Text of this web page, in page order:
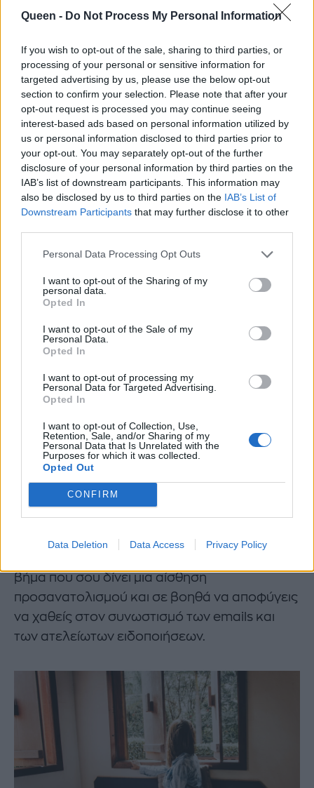
Queen - Do Not Process My Personal Information
If you wish to opt-out of the sale, sharing to third parties, or
processing of your personal or sensitive information for
targeted advertising by us, please use the below opt-out
section to confirm your selection. Please note that after your
opt-out request is processed you may continue seeing
interest-based ads based on personal information utilized by
us or personal information disclosed to third parties prior to
your opt-out. You may separately opt-out of the further
disclosure of your personal information by third parties on the
IAB’s list of downstream participants. This information may
also be disclosed by us to third parties on the IAB’s List of
Downstream Participants that may further disclose it to other
Personal Data Processing Opt Outs
I want to opt-out of the Sharing of my
personal data.
Opted In
I want to opt-out of the Sale of my
Personal Data.
Opted In
I want to opt-out of processing my
Personal Data for Targeted Advertising.
Opted In
I want to opt-out of Collection, Use,
Retention, Sale, and/or Sharing of my
Personal Data that Is Unrelated with the
Purposes for which it was collected.
Opted Out
CONFIRM
Data Deletion Data Access Privacy Policy
πιο προσεκτικά σε ό,τι σου φέρνει η
Αυτή η μικρή συνήθεια μπορεί να κάνει
θαύματα.
Θέσε καθημερινές προτεραιότητες
Είμαστε απασχολημένοι όλη την ημέρα, αλλά
καταλήγουμε να αισθανόμαστε ότι δεν
καταφέραμε τίποτα. Σου θυμίζει κάτι;
Αυτός είναι ο λόγος για τον οποίο ο
πρωί μπορεί να αλλάξει τα δεδομένα. Μπορεί
να είναι τόσο απλό όσο το να αποφασίσεις
ένα σημαντικό ζήτημα που θέλεις να πετύχεις
σημαντική σχέση που θέλεις να
καλλιεργήσεις.
Ο συγγραφέας μπεστ σέλερ, Stephen Covey,
έγραψε κάποτε:
προτεραιότητες σε ό,τι είναι στο πρόγραμμά
σου, αλλά να προγραμματίζεις τις
προτεραιότητές σου».
Αφιέρωσε λίγα λεπτά - ίσως ενώ πίνεις τον
πρώτο καφέ - για να περιγράψεις τις κύριες
υποχρεώσεις ή τους προσωπικούς στόχους
βήμα που σου δίνει μια αίσθηση
προσανατολισμού και σε βοηθά να αποφύγεις
να χαθείς στον συνωστισμό των emails και
των ατελείωτων ειδοποιήσεων.